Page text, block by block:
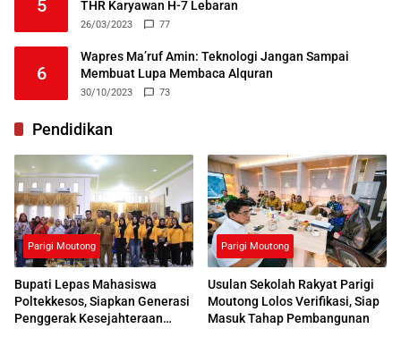
5 THR Karyawan H-7 Lebaran
26/03/2023 77
6
Wapres Ma’ruf Amin: Teknologi Jangan Sampai
Membuat Lupa Membaca Alquran
30/10/2023 73
Pendidikan
Parigi Moutong
Bupati Lepas Mahasiswa
Poltekkesos, Siapkan Generasi
Penggerak Kesejahteraan
Parigi Moutong
Usulan Sekolah Rakyat Parigi
Moutong Lolos Verifikasi, Siap
Masuk Tahap Pembangunan